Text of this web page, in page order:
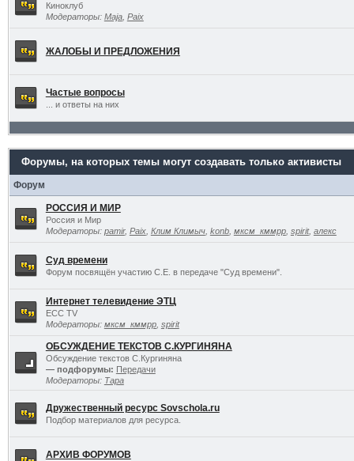
Киноклуб
Модераторы: Maja, Paix
ЖАЛОБЫ И ПРЕДЛОЖЕНИЯ
Частые вопросы
... и ответы на них
Форумы, на которых темы могут создавать только активисты
Форум
РОССИЯ И МИР
Россия и Мир
Модераторы: pamir, Paix, Клим Климыч, konb, мксм_кммрр, spirit, алекс
Суд времени
Форум посвящён участию С.Е. в передаче "Суд времени".
Интернет телевидение ЭТЦ
ECC TV
Модераторы: мксм_кммрр, spirit
ОБСУЖДЕНИЕ ТЕКСТОВ С.КУРГИНЯНА
Обсуждение текстов С.Кургиняна
— подфорумы: Передачи
Модераторы: Тара
Дружественный ресурс Sovschola.ru
Подбор материалов для ресурса.
АРХИВ ФОРУМОВ